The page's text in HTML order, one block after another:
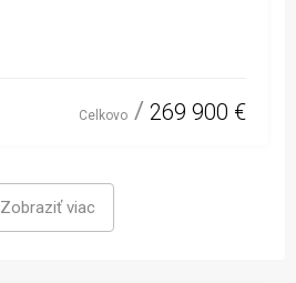
Celkovo 269 900 €
Zobraziť viac